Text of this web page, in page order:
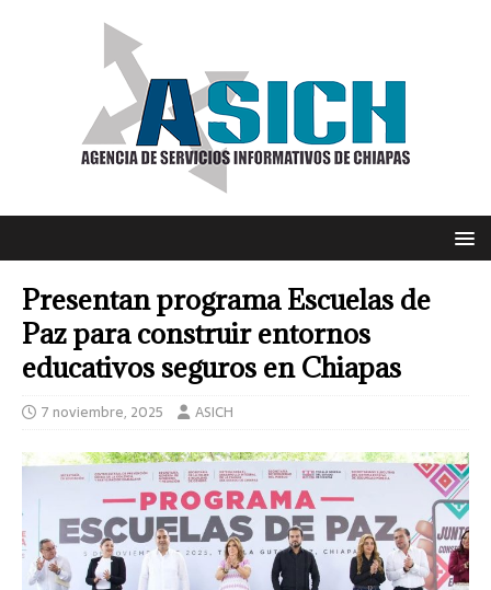
Presentan programa Escuelas de
Paz para construir entornos
educativos seguros en Chiapas
7 noviembre, 2025 ASICH